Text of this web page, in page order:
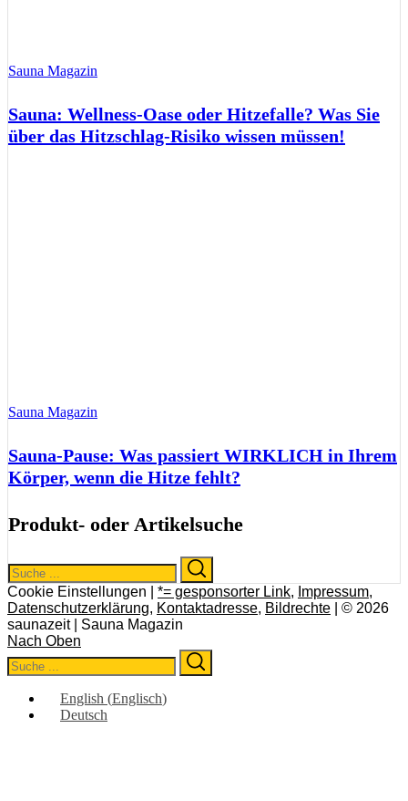
Sauna Magazin
Sauna: Wellness-Oase oder Hitzefalle? Was Sie
über das Hitzschlag-Risiko wissen müssen!
Sauna Magazin
Sauna-Pause: Was passiert WIRKLICH in Ihrem
Körper, wenn die Hitze fehlt?
Produkt- oder Artikelsuche
Search
for:
Cookie Einstellungen | *= gesponsorter Link, Impressum,
Datenschutzerklärung, Kontaktadresse, Bildrechte | © 2026
saunazeit | Sauna Magazin
Nach Oben
Search
for:
English (Englisch)
Deutsch